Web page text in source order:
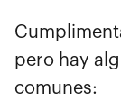
pero hay
comunes: